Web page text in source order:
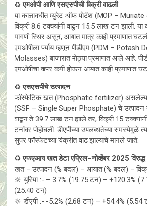
♻️ एमओपी आणि एसएसपीची विक्री वाढली
या कालावधीत म्युरेट ऑफ पोटॅश (MOP –
विक्री 8.6 टक्क्यांनी वाढून 15.5 लाख टन झाली. या
मागणी स्थिर असून, आयात मात्र काही प्रमाणात
एमओपीला पर्याय म्हणून पीडीएम (PDM – Potash
Molasses) बाजारात माेठ्या प्रमाणात आले आहे.
एमओपीचा वापर कमी हाेऊन आयात काही प्रमाणात
♻️ एसएसपीचे उत्पादन
फॉस्फेटिक खत (Phosphatic fertilizer)
(SSP – Single Super Phosphate) चे उत्पादन
वाढून ते 39.7 लाख टन झाले तर, विक्री 15
टनांवर पाेहाेचली. डीएपीच्या उपलब्धतेच्या समस्येमुळे
सुपर फॉस्फेटच्या विक्रीत वाढ झाल्याचे मानले जाते.
♻️एफएआय खत डेटा एप्रिल–नोव्हेंबर 2025
खत – उत्पादन (% बदल) – आयात (% बदल) –
🔆 युरिया :- – 3.7% (19.75 टन) – +120.3%
(25.40 टन)
🔆 डीएपी :- -5.2% (2.68 टन) – +54.4%